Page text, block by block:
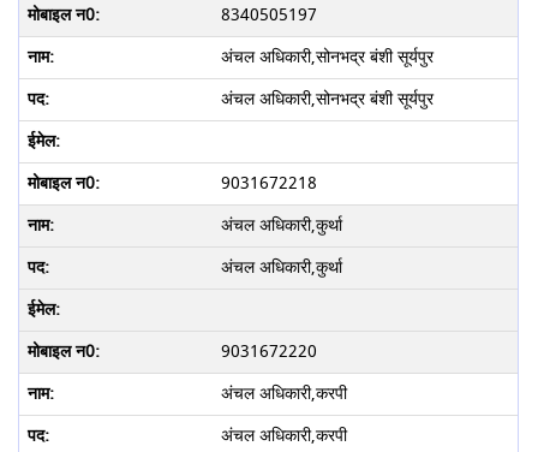
8340505197
अंचल अधिकारी,सोनभद्र बंशी सूर्यपुर
अंचल अधिकारी,सोनभद्र बंशी सूर्यपुर
9031672218
अंचल अधिकारी,कुर्था
अंचल अधिकारी,कुर्था
9031672220
अंचल अधिकारी,करपी
अंचल अधिकारी,करपी